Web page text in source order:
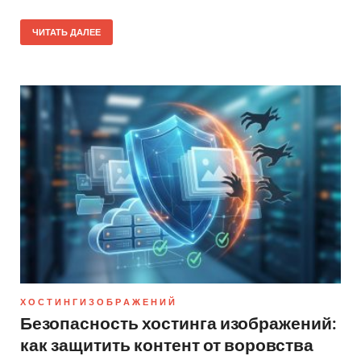
ЧИТАТЬ ДАЛЕЕ
Х О С Т И Н Г И З О Б Р А Ж Е Н И Й
Безопасность хостинга изображений:
как защитить контент от воровства